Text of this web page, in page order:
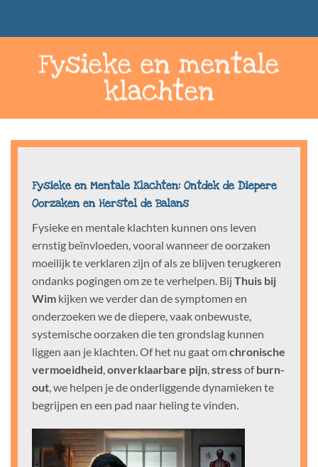
Fysieke en mentale
klachten
Fysieke en Mentale Klachten: Ontdek de Diepere
Oorzaken en Herstel de Balans
Fysieke en mentale klachten kunnen ons leven
ernstig beïnvloeden, vooral wanneer de oorzaken
moeilijk te verklaren zijn of als ze blijven terugkeren
ondanks pogingen om ze te verhelpen. Bij Thuis bij
Wim kijken we verder dan de symptomen en
onderzoeken we de diepere, vaak onbewuste,
systemische oorzaken die ten grondslag kunnen
liggen aan je klachten. Of het nu gaat omchronische
vermoeidheid,onverklaarbare pijn,stressofburn-
out, we helpen je de onderliggende dynamieken te
begrijpen en een pad naar heling te vinden.